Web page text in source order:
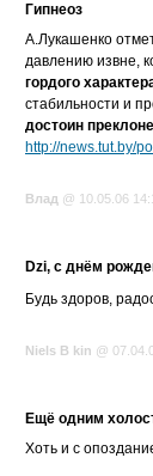
Гипнеоз
А.Лукашенко
давлению извне,
гордого
стабильности и
достоин
http://news.tut.by/
Влад @ 10.05.06
Dzi, с днём
Будь здоров,
Niels B kin @
Ещё одним
Хоть и с